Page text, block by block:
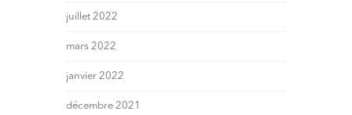
juillet 2022
mars 2022
janvier 2022
décembre 2021